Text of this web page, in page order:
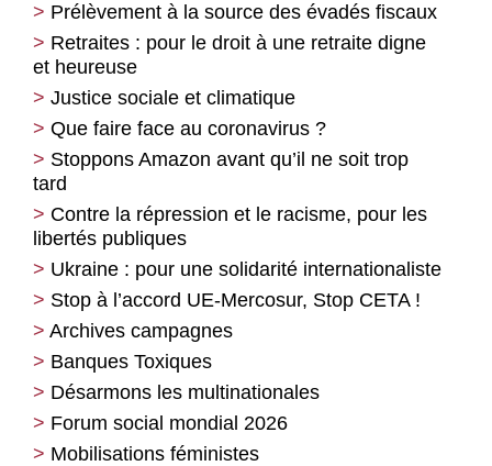
Prélèvement à la source des évadés fiscaux
Retraites : pour le droit à une retraite digne
et heureuse
Justice sociale et climatique
Que faire face au coronavirus ?
Stoppons Amazon avant qu’il ne soit trop
tard
Contre la répression et le racisme, pour les
libertés publiques
Ukraine : pour une solidarité internationaliste
Stop à l’accord UE-Mercosur, Stop CETA !
Archives campagnes
Banques Toxiques
Désarmons les multinationales
Forum social mondial 2026
Mobilisations féministes